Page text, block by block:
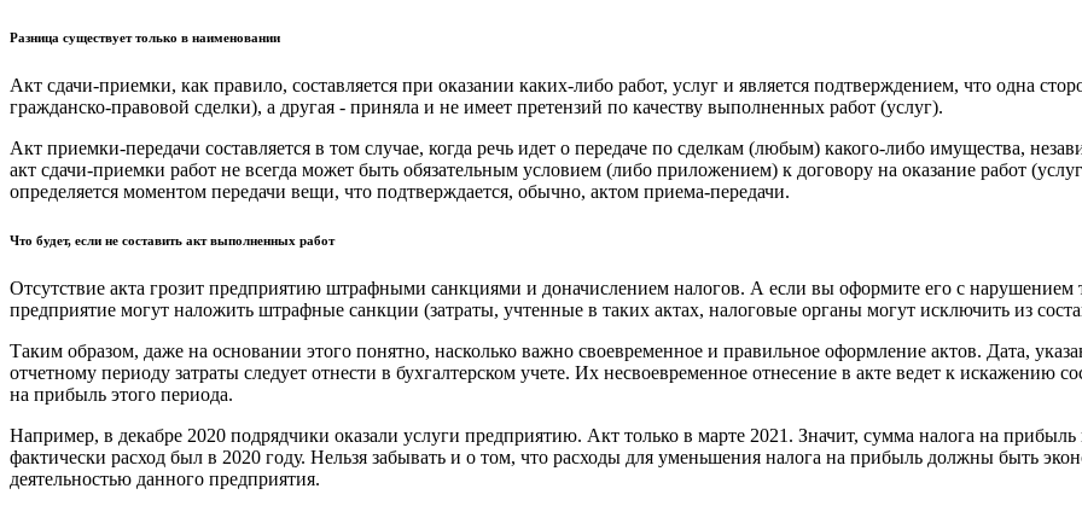
Разница существует только в наименовании
Акт сдачи-приемки, как правило, составляется при оказании каких-либо работ, услуг и является подтверждением, что одна
гражданско-правовой сделки), а другая - приняла и не имеет претензий по качеству выполненных работ (услуг).
Акт приемки-передачи составляется в том случае, когда речь идет о передаче по сделкам (любым) какого-либо имущества,
акт сдачи-приемки работ не всегда может быть обязательным условием (либо приложением) к договору на оказание работ
определяется моментом передачи вещи, что подтверждается, обычно, актом приема-передачи.
Что будет, если не составить акт выполненных работ
Отсутствие акта грозит предприятию штрафными санкциями и доначислением налогов. А если вы оформите его с нарушением
предприятие могут наложить штрафные санкции (затраты, учтенные в таких актах, налоговые органы могут исключить из
Таким образом, даже на основании этого понятно, насколько важно своевременное и правильное оформление актов. Дата,
отчетному периоду затраты следует отнести в бухгалтерском учете. Их несвоевременное отнесение в акте ведет к искажению
на прибыль этого периода.
Например, в декабре 2020 подрядчики оказали услуги предприятию. Акт только в марте 2021. Значит, сумма налога на
фактически расход был в 2020 году. Нельзя забывать и о том, что расходы для уменьшения налога на прибыль должны быть
деятельностью данного предприятия.